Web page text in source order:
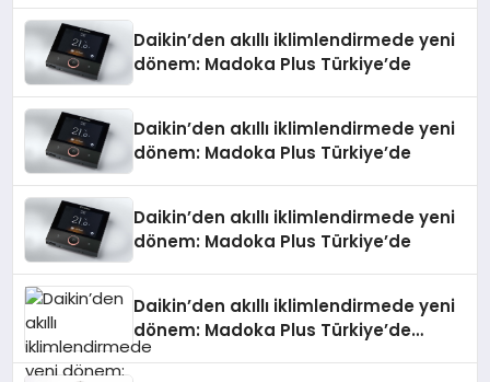
Daikin’den akıllı iklimlendirmede yeni
dönem: Madoka Plus Türkiye’de
Daikin’den akıllı iklimlendirmede yeni
dönem: Madoka Plus Türkiye’de
Daikin’den akıllı iklimlendirmede yeni
dönem: Madoka Plus Türkiye’de
Daikin’den akıllı iklimlendirmede yeni
dönem: Madoka Plus Türkiye’de
Daikin’in kullanıcı dostu tasarımıyla